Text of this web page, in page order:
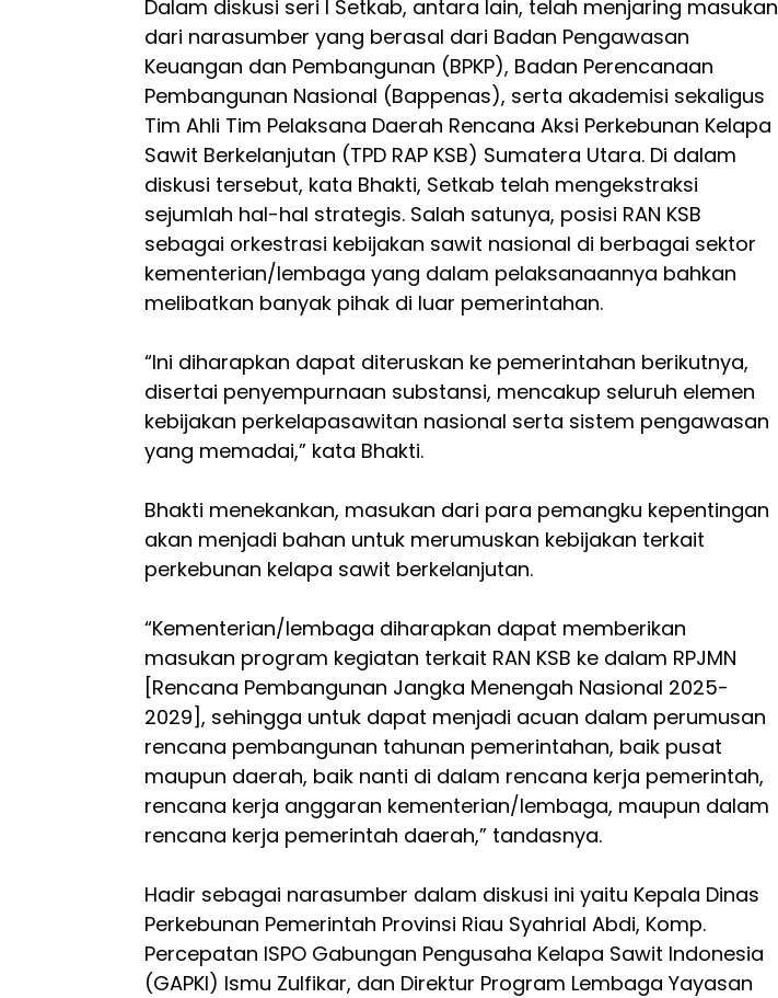
Dalam diskusi seri I Setkab, antara lain, telah menjaring masukan
dari narasumber yang berasal dari Badan Pengawasan
Keuangan dan Pembangunan (BPKP), Badan Perencanaan
Pembangunan Nasional (Bappenas), serta akademisi sekaligus
Tim Ahli Tim Pelaksana Daerah Rencana Aksi Perkebunan Kelapa
Sawit Berkelanjutan (TPD RAP KSB) Sumatera Utara. Di dalam
diskusi tersebut, kata Bhakti, Setkab telah mengekstraksi
sejumlah hal-hal strategis. Salah satunya, posisi RAN KSB
sebagai orkestrasi kebijakan sawit nasional di berbagai sektor
kementerian/lembaga yang dalam pelaksanaannya bahkan
melibatkan banyak pihak di luar pemerintahan.
“Ini diharapkan dapat diteruskan ke pemerintahan berikutnya,
disertai penyempurnaan substansi, mencakup seluruh elemen
kebijakan perkelapasawitan nasional serta sistem pengawasan
yang memadai,” kata Bhakti.
Bhakti menekankan, masukan dari para pemangku kepentingan
akan menjadi bahan untuk merumuskan kebijakan terkait
perkebunan kelapa sawit berkelanjutan.
“Kementerian/lembaga diharapkan dapat memberikan
masukan program kegiatan terkait RAN KSB ke dalam RPJMN
[Rencana Pembangunan Jangka Menengah Nasional 2025-
2029], sehingga untuk dapat menjadi acuan dalam perumusan
rencana pembangunan tahunan pemerintahan, baik pusat
maupun daerah, baik nanti di dalam rencana kerja pemerintah,
rencana kerja anggaran kementerian/lembaga, maupun dalam
rencana kerja pemerintah daerah,” tandasnya.
Hadir sebagai narasumber dalam diskusi ini yaitu Kepala Dinas
Perkebunan Pemerintah Provinsi Riau Syahrial Abdi, Komp.
Percepatan ISPO Gabungan Pengusaha Kelapa Sawit Indonesia
(GAPKI) Ismu Zulfikar, dan Direktur Program Lembaga Yayasan